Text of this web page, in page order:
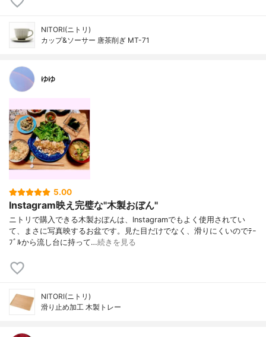
NITORI(ニトリ)
カップ&ソーサー 唐茶削ぎ MT-71
ゆゆ
5.00
Instagram映え完璧な"木製おぼん"
ニトリで購入できる木製おぼんは、Instagramでもよく使用されてい
て、まさに写真映するお盆です。見た目だけでなく、滑りにくいのでﾃｰ
ﾌﾞﾙから流し台に持って…続きを見る
NITORI(ニトリ)
滑り止め加工 木製トレー